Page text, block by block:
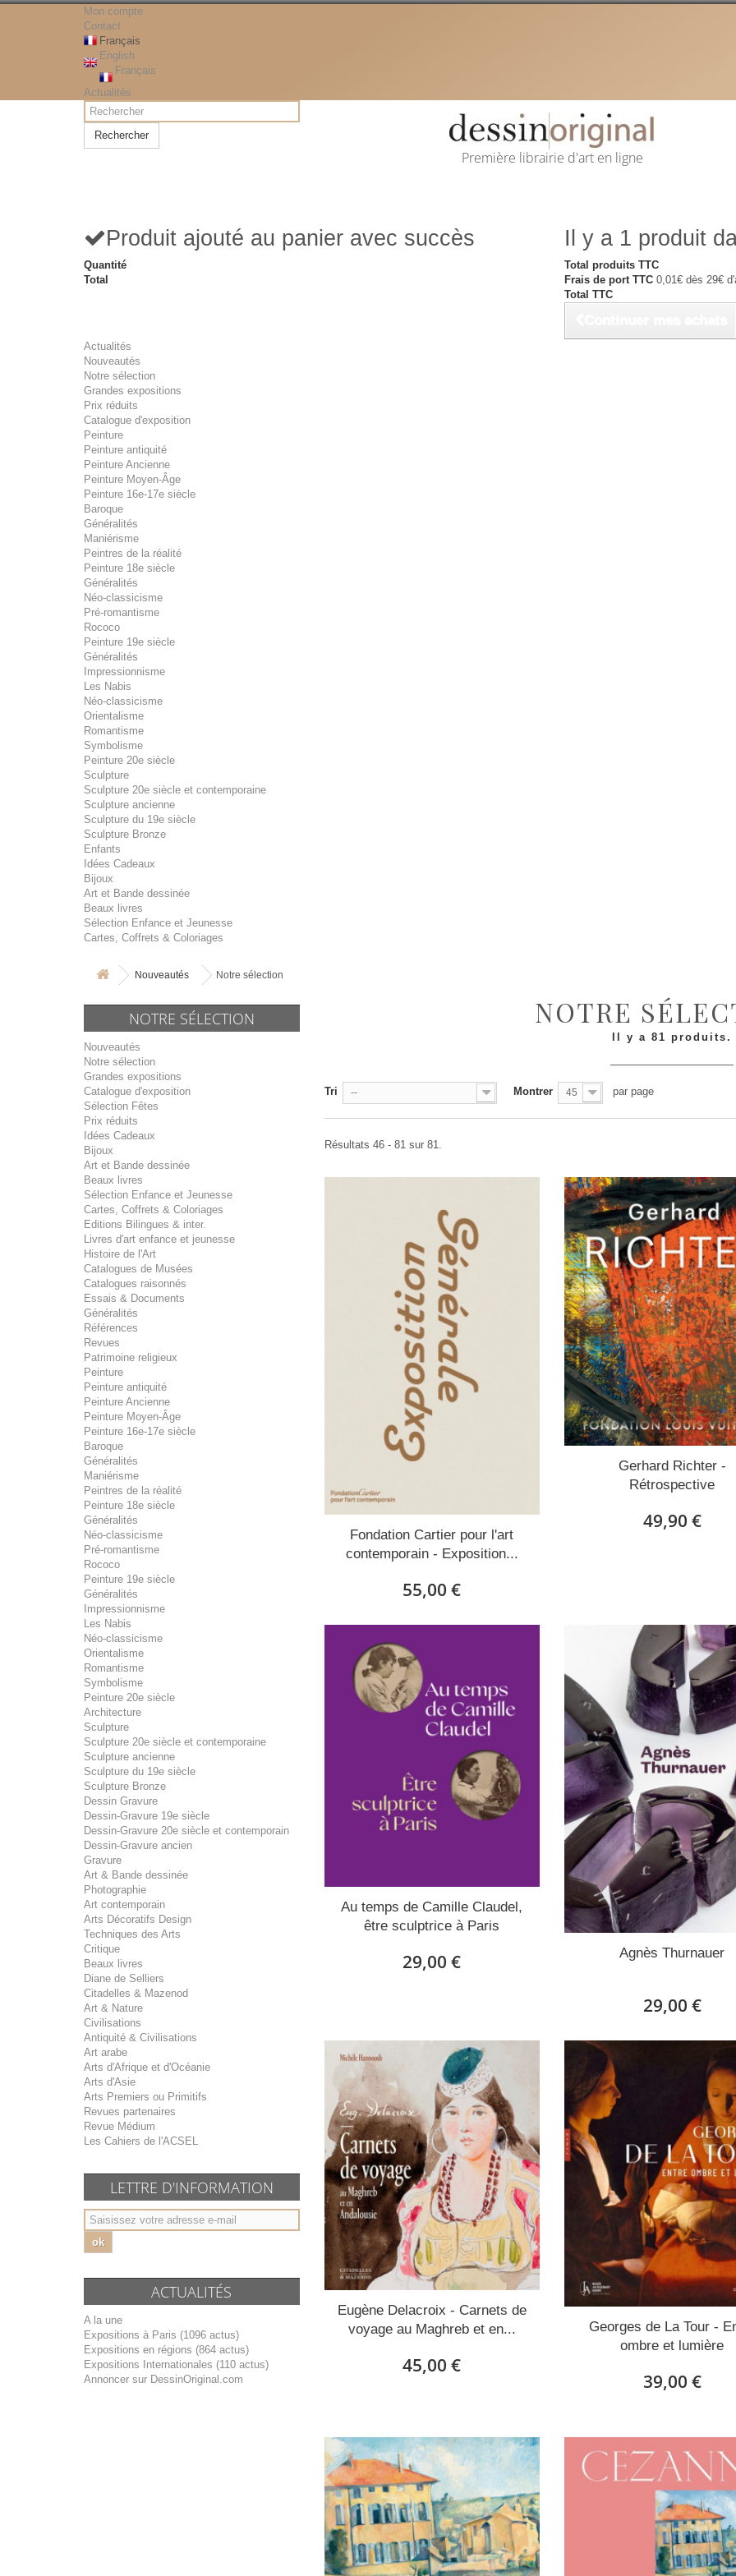
Mon compte
Contact
Français
English
Français
Actualités
Rechercher
Première librairie d'art en ligne
Produit ajouté au panier avec succès
Quantité
Total
Il y a 1 produit
Total produits TTC
Frais de port TTC 0,01€ dès 29€
Total TTC
Actualités
Nouveautés
Notre sélection
Grandes expositions
Prix réduits
Catalogue d'exposition
Peinture
Peinture antiquité
Peinture Ancienne
Peinture Moyen-Âge
Peinture 16e-17e siècle
Baroque
Généralités
Maniérisme
Peintres de la réalité
Peinture 18e siècle
Généralités
Néo-classicisme
Pré-romantisme
Rococo
Peinture 19e siècle
Généralités
Impressionnisme
Les Nabis
Néo-classicisme
Orientalisme
Romantisme
Symbolisme
Peinture 20e siècle
Sculpture
Sculpture 20e siècle et contemporaine
Sculpture ancienne
Sculpture du 19e siècle
Sculpture Bronze
Enfants
Idées Cadeaux
Bijoux
Art et Bande dessinée
Beaux livres
Sélection Enfance et Jeunesse
Cartes, Coffrets & Coloriages
Nouveautés Notre sélection
NOTRE SÉLECTION
Nouveautés
Notre sélection
Grandes expositions
Catalogue d'exposition
Sélection Fêtes
Prix réduits
Idées Cadeaux
Bijoux
Art et Bande dessinée
Beaux livres
Sélection Enfance et Jeunesse
Cartes, Coffrets & Coloriages
Editions Bilingues & inter.
Livres d'art enfance et jeunesse
Histoire de l'Art
Catalogues de Musées
Catalogues raisonnés
Essais & Documents
Généralités
Références
Revues
Patrimoine religieux
Peinture
Peinture antiquité
Peinture Ancienne
Peinture Moyen-Âge
Peinture 16e-17e siècle
Baroque
Généralités
Maniérisme
Peintres de la réalité
Peinture 18e siècle
Généralités
Néo-classicisme
Pré-romantisme
Rococo
Peinture 19e siècle
Généralités
Impressionnisme
Les Nabis
Néo-classicisme
Orientalisme
Romantisme
Symbolisme
Peinture 20e siècle
Architecture
Sculpture
Sculpture 20e siècle et contemporaine
Sculpture ancienne
Sculpture du 19e siècle
Sculpture Bronze
Dessin Gravure
Dessin-Gravure 19e siècle
Dessin-Gravure 20e siècle et contemporain
Dessin-Gravure ancien
Gravure
Art & Bande dessinée
Photographie
Art contemporain
Arts Décoratifs Design
Techniques des Arts
Critique
Beaux livres
Diane de Selliers
Citadelles & Mazenod
Art & Nature
Civilisations
Antiquité & Civilisations
Art arabe
Arts d'Afrique et d'Océanie
Arts d'Asie
Arts Premiers ou Primitifs
Revues partenaires
Revue Médium
Les Cahiers de l'ACSEL
LETTRE D'INFORMATION
ok
ACTUALITÉS
A la une
Expositions à Paris (1096 actus)
Expositions en régions (864 actus)
Expositions Internationales (110 actus)
Annoncer sur DessinOriginal.com
NOTRE
Il y a 81 produits.
Tri -- Montrer 45 par page
Résultats 46 - 81 sur 81.
Fondation Cartier pour l'art
contemporain - Exposition...
55,00 €
Gerhard Richter -
Rétrospective
49,90 €
Au temps de Camille Claudel,
être sculptrice à Paris
29,00 € Agnès Thurnauer
29,00 €
Eugène Delacroix - Carnets de
voyage au Maghreb et en...
45,00 €
Georges de La Tour -
ombre et lumière
39,00 €